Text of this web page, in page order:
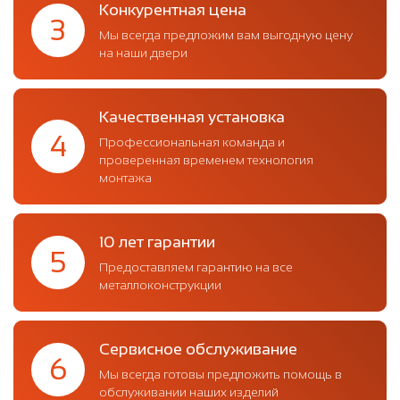
3
Конкурентная цена
Мы всегда предложим вам выгодную цену
на наши двери
4
Качественная установка
Профессиональная команда и
проверенная временем технология
монтажа
5
10 лет гарантии
Предоставляем гарантию на все
металлоконструкции
6
Сервисное обслуживание
Мы всегда готовы предложить помощь в
обслуживании наших изделий